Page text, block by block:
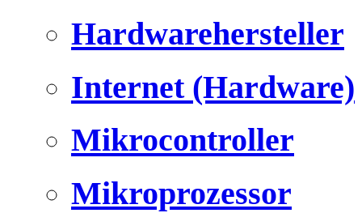
Hardwarehersteller
Internet (Hardware)
Mikrocontroller
Mikroprozessor